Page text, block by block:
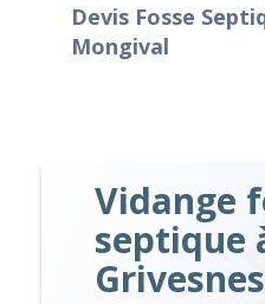
Devis Fosse
Mongival
Vidange
septique
Grivesnes